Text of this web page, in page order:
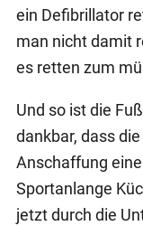
ein Defibrillator
man nicht damit
es retten zum
Und so ist die
dankbar, dass die
Anschaffung
Sportanlange
jetzt durch die